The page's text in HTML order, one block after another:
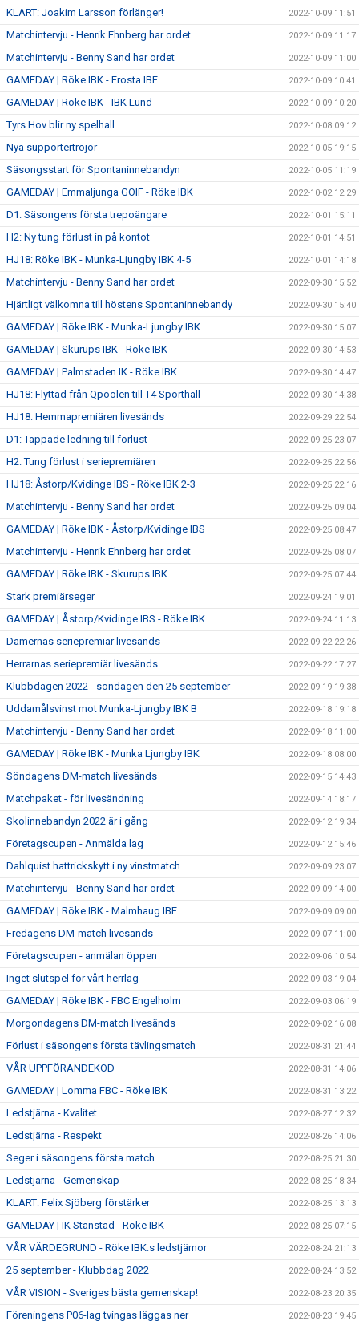
KLART: Joakim Larsson förlänger! 2022-10-09 11:51
Matchintervju - Henrik Ehnberg har ordet 2022-10-09 11:17
Matchintervju - Benny Sand har ordet 2022-10-09 11:00
GAMEDAY | Röke IBK - Frosta IBF 2022-10-09 10:41
GAMEDAY | Röke IBK - IBK Lund 2022-10-09 10:20
Tyrs Hov blir ny spelhall 2022-10-08 09:12
Nya supportertröjor 2022-10-05 19:15
Säsongsstart för Spontaninnebandyn 2022-10-05 11:19
GAMEDAY | Emmaljunga GOIF - Röke IBK 2022-10-02 12:29
D1: Säsongens första trepoängare 2022-10-01 15:11
H2: Ny tung förlust in på kontot 2022-10-01 14:51
HJ18: Röke IBK - Munka-Ljungby IBK 4-5 2022-10-01 14:18
Matchintervju - Benny Sand har ordet 2022-09-30 15:52
Hjärtligt välkomna till höstens Spontaninnebandy 2022-09-30 15:40
GAMEDAY | Röke IBK - Munka-Ljungby IBK 2022-09-30 15:07
GAMEDAY | Skurups IBK - Röke IBK 2022-09-30 14:53
GAMEDAY | Palmstaden IK - Röke IBK 2022-09-30 14:47
HJ18: Flyttad från Qpoolen till T4 Sporthall 2022-09-30 14:38
HJ18: Hemmapremiären livesänds 2022-09-29 22:54
D1: Tappade ledning till förlust 2022-09-25 23:07
H2: Tung förlust i seriepremiären 2022-09-25 22:56
HJ18: Åstorp/Kvidinge IBS - Röke IBK 2-3 2022-09-25 22:16
Matchintervju - Benny Sand har ordet 2022-09-25 09:04
GAMEDAY | Röke IBK - Åstorp/Kvidinge IBS 2022-09-25 08:47
Matchintervju - Henrik Ehnberg har ordet 2022-09-25 08:07
GAMEDAY | Röke IBK - Skurups IBK 2022-09-25 07:44
Stark premiärseger 2022-09-24 19:01
GAMEDAY | Åstorp/Kvidinge IBS - Röke IBK 2022-09-24 11:13
Damernas seriepremiär livesänds 2022-09-22 22:26
Herrarnas seriepremiär livesänds 2022-09-22 17:27
Klubbdagen 2022 - söndagen den 25 september 2022-09-19 19:38
Uddamålsvinst mot Munka-Ljungby IBK B 2022-09-18 19:18
Matchintervju - Benny Sand har ordet 2022-09-18 11:00
GAMEDAY | Röke IBK - Munka Ljungby IBK 2022-09-18 08:00
Söndagens DM-match livesänds 2022-09-15 14:43
Matchpaket - för livesändning 2022-09-14 18:17
Skolinnebandyn 2022 är i gång 2022-09-12 19:34
Företagscupen - Anmälda lag 2022-09-12 15:46
Dahlquist hattrickskytt i ny vinstmatch 2022-09-09 23:07
Matchintervju - Benny Sand har ordet 2022-09-09 14:00
GAMEDAY | Röke IBK - Malmhaug IBF 2022-09-09 09:00
Fredagens DM-match livesänds 2022-09-07 11:00
Företagscupen - anmälan öppen 2022-09-06 10:54
Inget slutspel för vårt herrlag 2022-09-03 19:04
GAMEDAY | Röke IBK - FBC Engelholm 2022-09-03 06:19
Morgondagens DM-match livesänds 2022-09-02 16:08
Förlust i säsongens första tävlingsmatch 2022-08-31 21:44
VÅR UPPFÖRANDEKOD 2022-08-31 14:06
GAMEDAY | Lomma FBC - Röke IBK 2022-08-31 13:22
Ledstjärna - Kvalitet 2022-08-27 12:32
Ledstjärna - Respekt 2022-08-26 14:06
Seger i säsongens första match 2022-08-25 21:30
Ledstjärna - Gemenskap 2022-08-25 18:34
KLART: Felix Sjöberg förstärker 2022-08-25 13:13
GAMEDAY | IK Stanstad - Röke IBK 2022-08-25 07:15
VÅR VÄRDEGRUND - Röke IBK:s ledstjärnor 2022-08-24 21:13
25 september - Klubbdag 2022 2022-08-24 13:52
VÅR VISION - Sveriges bästa gemenskap! 2022-08-23 20:35
Föreningens P06-lag tvingas läggas ner 2022-08-23 19:45